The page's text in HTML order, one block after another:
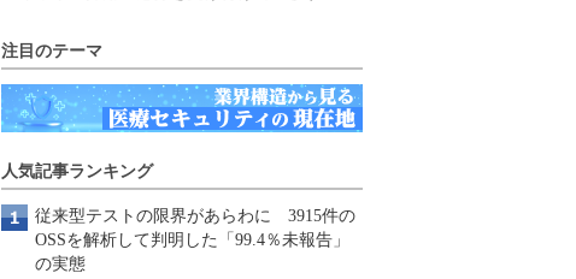
注目のテーマ
人気記事ランキング
従来型テストの限界があらわに 3915件の
OSSを解析して判明した「99.4％未報告」
の実態